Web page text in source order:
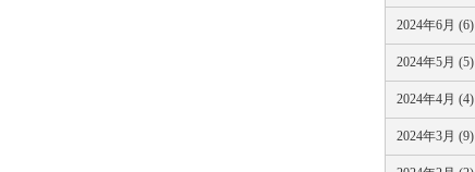
2024年6月 (6)
2024年5月 (5)
2024年4月 (4)
2024年3月 (9)